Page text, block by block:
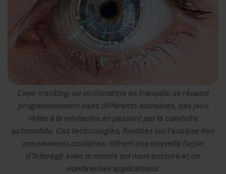
L’eye-tracking, ou oculométrie en français, se répand
progressivement dans différents domaines, des jeux
vidéo à la médecine en passant par la conduite
automobile. Ces technologies, fondées sur l’analyse des
mouvements oculaires, offrent une nouvelle façon
d’interagir avec le monde qui nous entoure et de
nombreuses applications.